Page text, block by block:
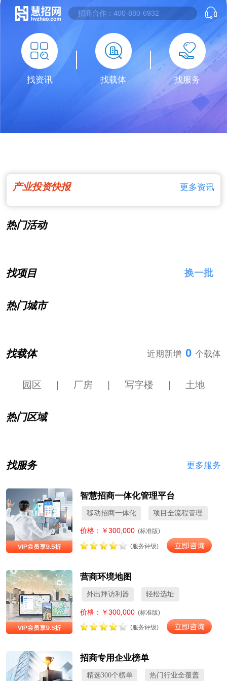
找资讯 找载体 找服务
产业投资快报 更多资讯
热门活动
找项目 换一批
热门城市
找载体 近期新增 0 个载体
园区 厂房 写字楼 土地
热门区域
找服务 更多服务
智慧招商一体化管理平台
移动招商一体化 项目全流程管理
价格：￥300,000 (标准版)
(服务评级)
营商环境地图
外出拜访利器 轻松选址
价格：￥300,000 (标准版)
(服务评级)
招商专用企业榜单
精选300个榜单 热门行业全覆盖